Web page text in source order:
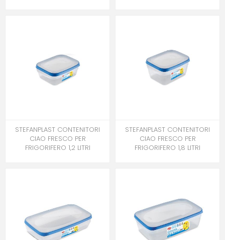
STEFANPLAST CONTENITORI
CIAO FRESCO PER
FRIGORIFERO 1,2 LITRI
STEFANPLAST CONTENITORI
CIAO FRESCO PER
FRIGORIFERO 1,8 LITRI